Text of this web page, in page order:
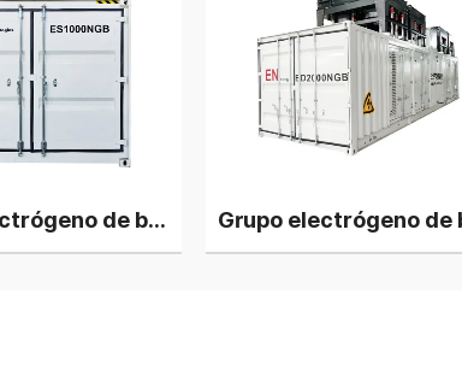
Grupo electrógeno de biomasa a gas de tipo silencioso de 500 kW